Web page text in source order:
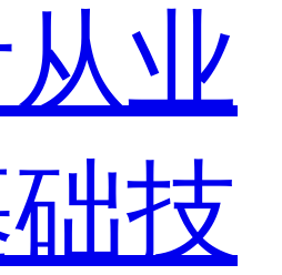
业
技